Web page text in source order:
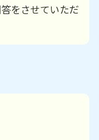
をさせていただ